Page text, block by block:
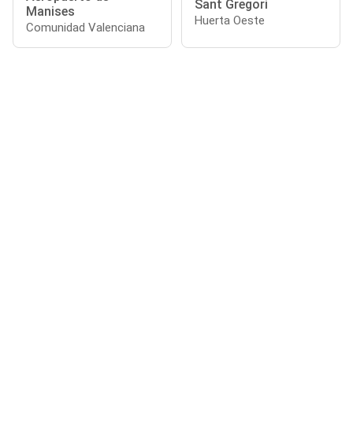
Manises
Comunidad Valenciana
Sant Gregori
Huerta Oeste